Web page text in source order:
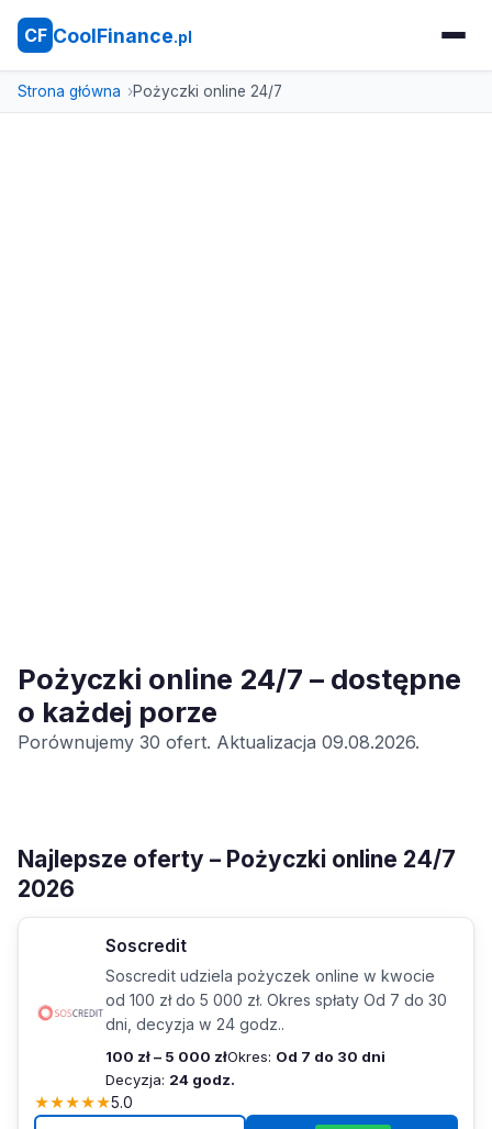
CF CoolFinance.pl
Strona główna Pożyczki online 24/7
Pożyczki online 24/7 – dostępne
o każdej porze
Porównujemy 30 ofert. Aktualizacja 09.08.2026.
Najlepsze oferty – Pożyczki online 24/7
2026
Soscredit
Soscredit udziela pożyczek online w kwocie
od 100 zł do 5 000 zł. Okres spłaty Od 7 do 30
dni, decyzja w 24 godz..
100 zł – 5 000 złOkres: Od 7 do 30 dni
Decyzja: 24 godz.
★★★★★5.0